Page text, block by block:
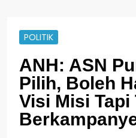
POLITIK
ANH: ASN
Pilih, Boleh
Visi Misi